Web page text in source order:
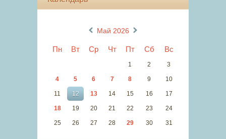
Май 2026
Пн Вт Ср Чт Пт Сб Вс
1 2 3
4 5 6 7 8 9 10
11 12 13 14 15 16 17
18 19 20 21 22 23 24
25 26 27 28 29 30 31